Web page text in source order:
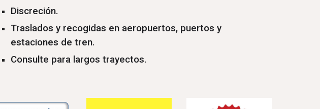
Discreción.
Traslados y recogidas en aeropuertos, puertos y
estaciones de tren.
Consulte para largos trayectos.